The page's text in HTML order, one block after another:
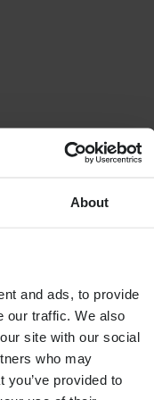
About
and ads, to provide
our traffic. We also
site with our social
who may
you’ve provided to
beweging,